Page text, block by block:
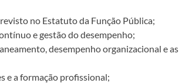
no Estatuto da Função Pública;
e gestão do desempenho;
desempenho organizacional e as
e a formação profissional;